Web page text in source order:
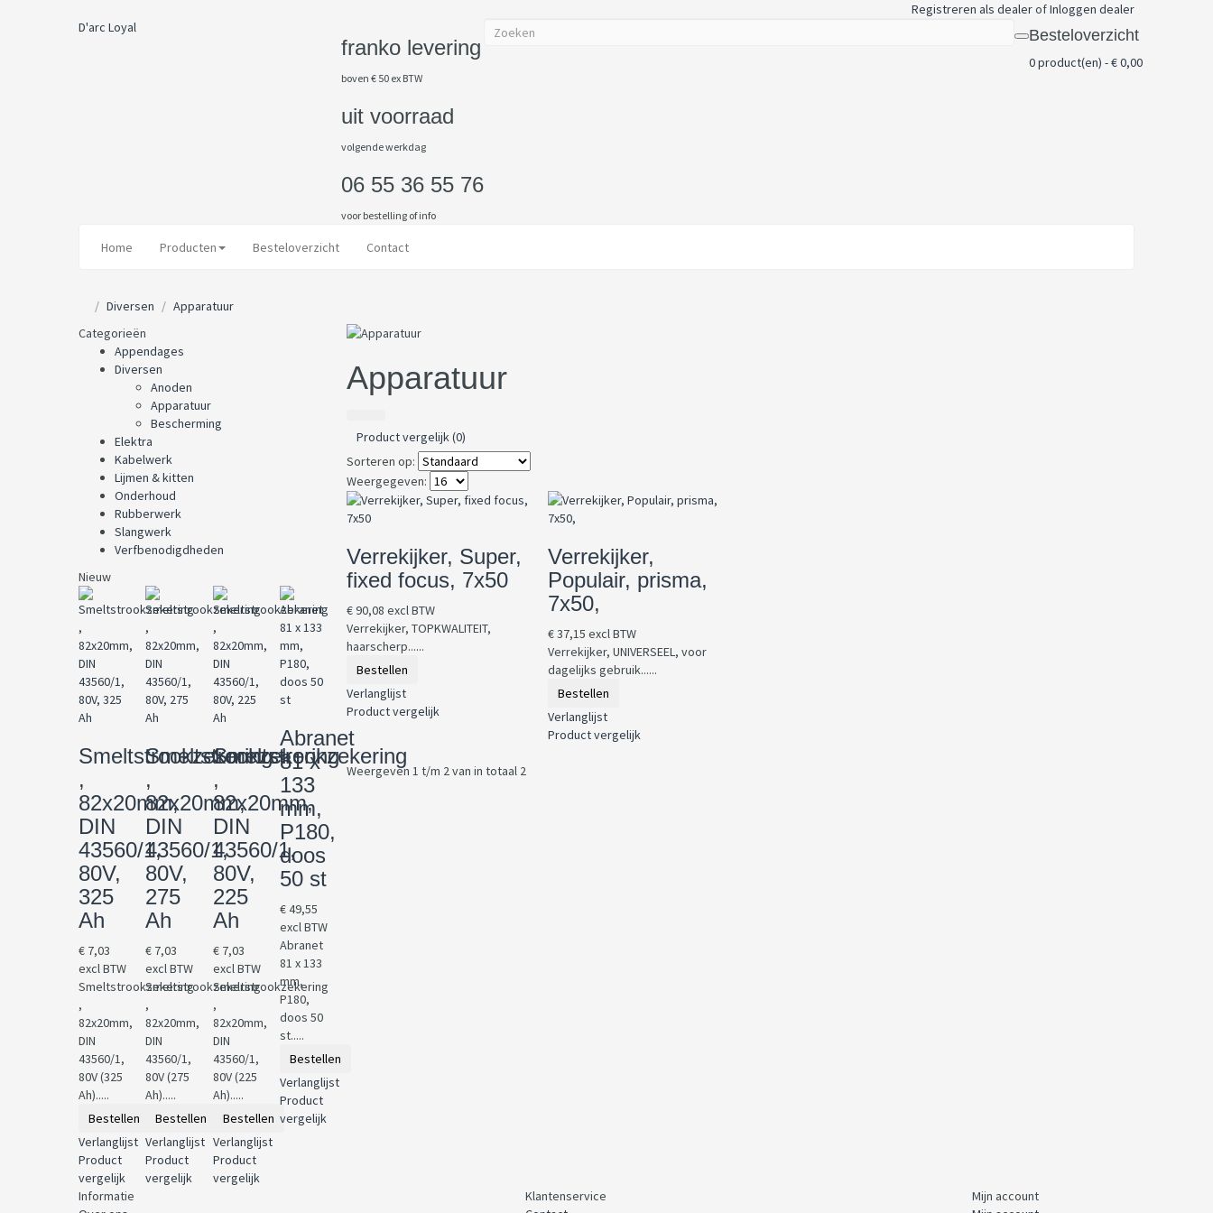
Registreren als dealerofInloggen dealer
D'arc Loyal
franko levering
boven € 50 ex BTW
uit voorraad
volgende werkdag
06 55 36 55 76
voor bestelling of info
Besteloverzicht
0 product(en) - € 0,00
Home Producten Besteloverzicht Contact
Diversen
Apparatuur
Categorieën
Appendages
Diversen
Anoden
Apparatuur
Bescherming
Elektra
Kabelwerk
Lijmen & kitten
Onderhoud
Rubberwerk
Slangwerk
Verfbenodigdheden
Nieuw
Smeltstrookzekering
,
82x20mm,
DIN
43560/1,
80V,
325
Ah
€ 7,03
excl BTW
Smeltstrookzekering
,
82x20mm,
DIN
43560/1,
80V (325
Ah).....
Bestellen
Verlanglijst
Product
vergelijk
Smeltstrookzekering
,
82x20mm,
DIN
43560/1,
80V,
275
Ah
€ 7,03
excl BTW
Smeltstrookzekering
,
82x20mm,
DIN
43560/1,
80V (275
Ah).....
Bestellen
Verlanglijst
Product
vergelijk
Smeltstrookzekering
,
82x20mm,
DIN
43560/1,
80V,
225
Ah
€ 7,03
excl BTW
Smeltstrookzekering
,
82x20mm,
DIN
43560/1,
80V (225
Ah).....
Bestellen
Verlanglijst
Product
vergelijk
Abranet
81 x
133
mm,
P180,
doos
50 st
€ 49,55
excl BTW
Abranet
81 x 133
mm,
P180,
doos 50
st.....
Bestellen
Verlanglijst
Product
vergelijk
Apparatuur
Product vergelijk (0)
Sorteren op:
Weergegeven:
Verrekijker, Super,
fixed focus, 7x50
€ 90,08 excl BTW
Verrekijker, TOPKWALITEIT,
haarscherp......
Bestellen
Verlanglijst
Product vergelijk
Verrekijker,
Populair, prisma,
7x50,
€ 37,15 excl BTW
Verrekijker, UNIVERSEEL, voor
dagelijks gebruik......
Bestellen
Verlanglijst
Product vergelijk
Weergeven 1 t/m 2 van in totaal 2
Informatie
Klantenservice
Mijn account